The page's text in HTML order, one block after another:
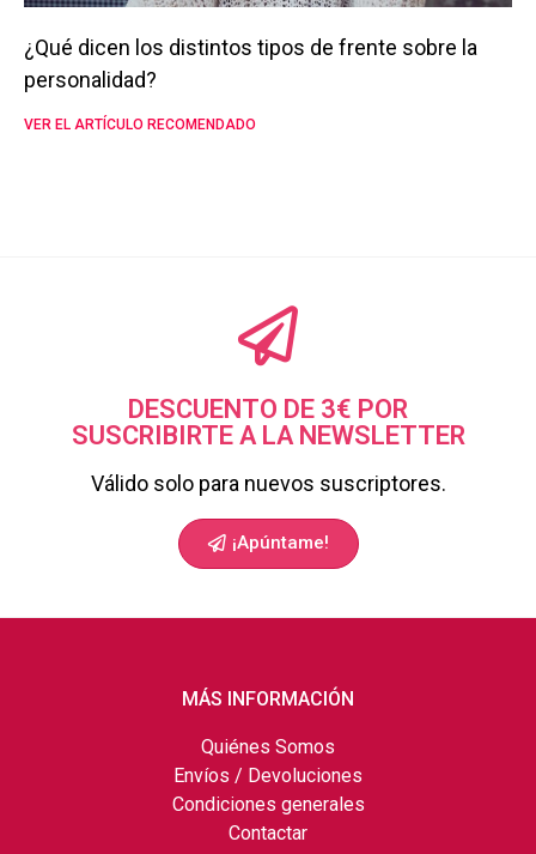
¿Qué dicen los distintos tipos de frente sobre la
personalidad?
VER EL ARTÍCULO RECOMENDADO
DESCUENTO DE 3€ POR
SUSCRIBIRTE A LA NEWSLETTER
Válido solo para nuevos suscriptores.
¡Apúntame!
MÁS INFORMACIÓN
Quiénes Somos
Envíos / Devoluciones
Condiciones generales
Contactar